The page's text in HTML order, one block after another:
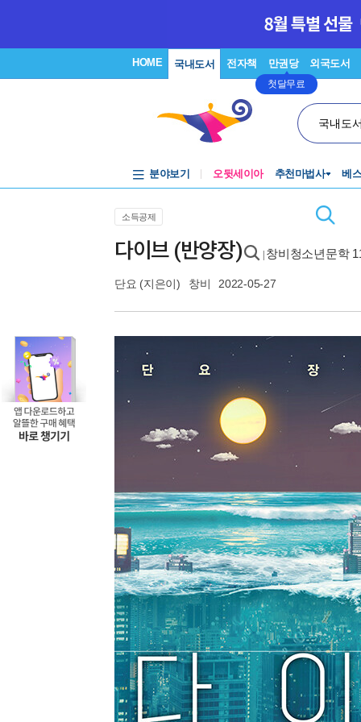
HOME 국내도서 전자책 만권당
첫달무료
외국도서
국내도
분야보기 오뒷세이아 추천마법사 베
소득공제
다이브 (반양장) 창비청소년문학
단요 (지은이) 창비 2022-05-27